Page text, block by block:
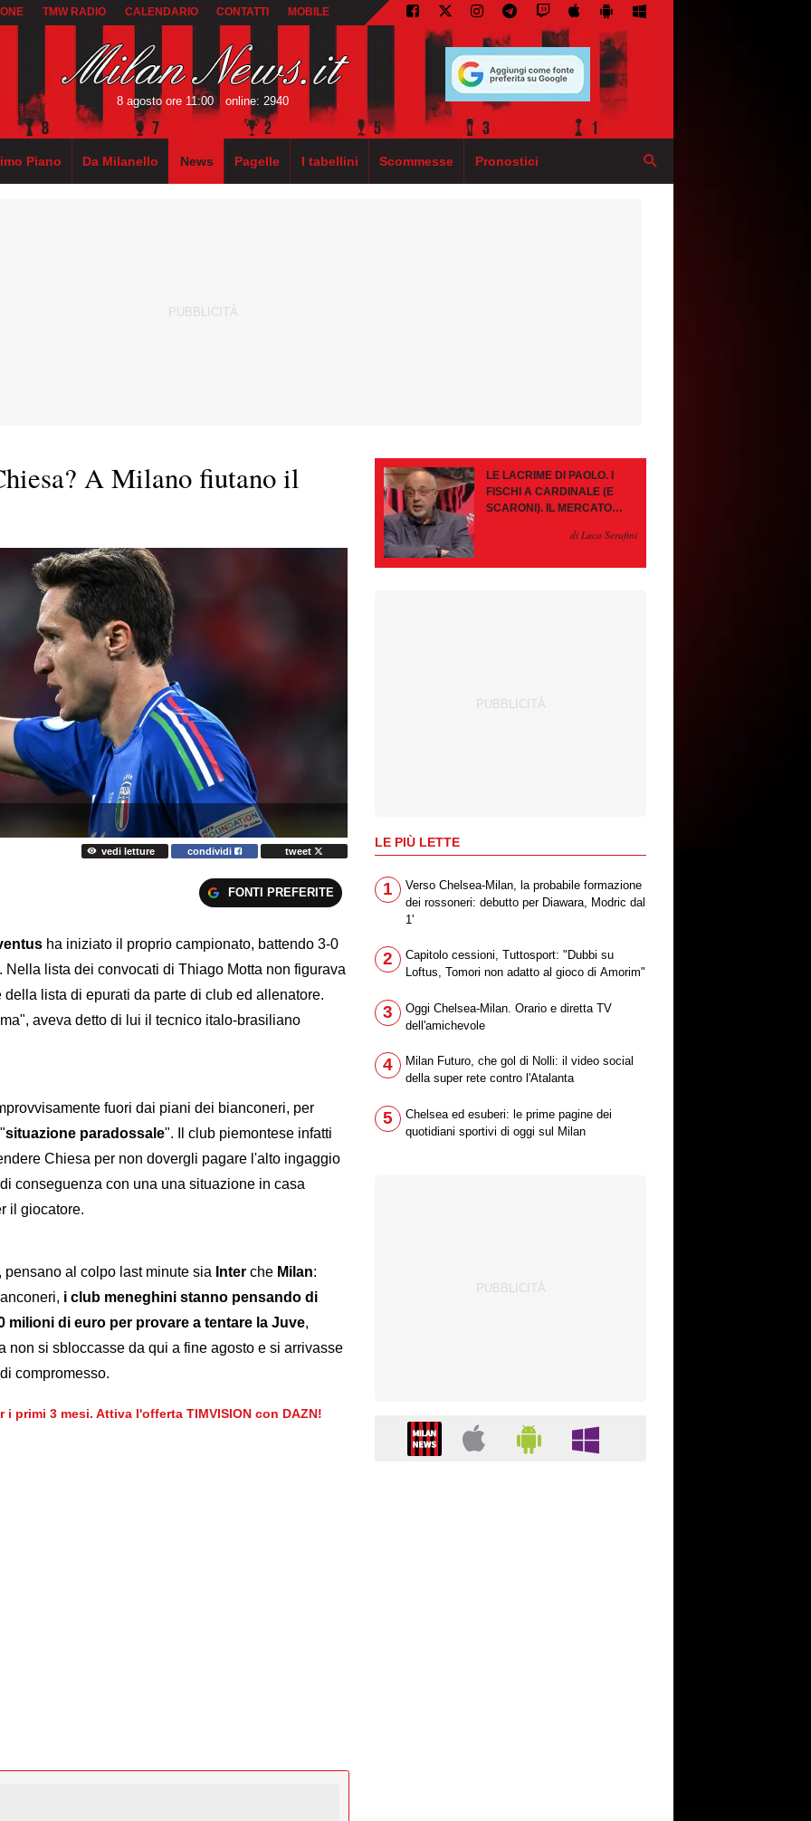
TMW RADIO CALENDARIO CONTATTI MOBILE
8 agosto ore 11:00 online: 2940
Piano Da Milanello News Pagelle I tabellini Scommesse Pronostici
A Milano fiutano il
vedi letture condividi tweet
FONTI PREFERITE
ha iniziato il proprio campionato, battendo 3-0
lista dei convocati di Thiago Motta non figurava
lista di epurati da parte di club ed allenatore.
aveva detto di lui il tecnico italo-brasiliano
fuori dai piani dei bianconeri, per
situazione paradossale". Il club piemontese infatti
Chiesa per non dovergli pagare l'alto ingaggio
conseguenza con una una situazione in casa
il giocatore.
al colpo last minute sia Inter che Milan:
i club meneghini stanno pensando di
milioni di euro per provare a tentare la Juve,
non si sbloccasse da qui a fine agosto e si arrivasse
compromesso.
i primi 3 mesi. Attiva l'offerta TIMVISION con DAZN!
LE LACRIME DI PAOLO. I
FISCHI A CARDINALE (E
SCARONI). IL MERCATO
PAZIENZA, SE RESTA È
di Luca Serafini
LE PIÙ LETTE
1
Verso Chelsea-Milan, la probabile formazione
dei rossoneri: debutto per Diawara, Modric dal
1'
2
Capitolo cessioni, Tuttosport: "Dubbi su
Loftus, Tomori non adatto al gioco di Amorim"
3
Oggi Chelsea-Milan. Orario e diretta TV
dell'amichevole
4
Milan Futuro, che gol di Nolli: il video social
della super rete contro l'Atalanta
5
Chelsea ed esuberi: le prime pagine dei
quotidiani sportivi di oggi sul Milan